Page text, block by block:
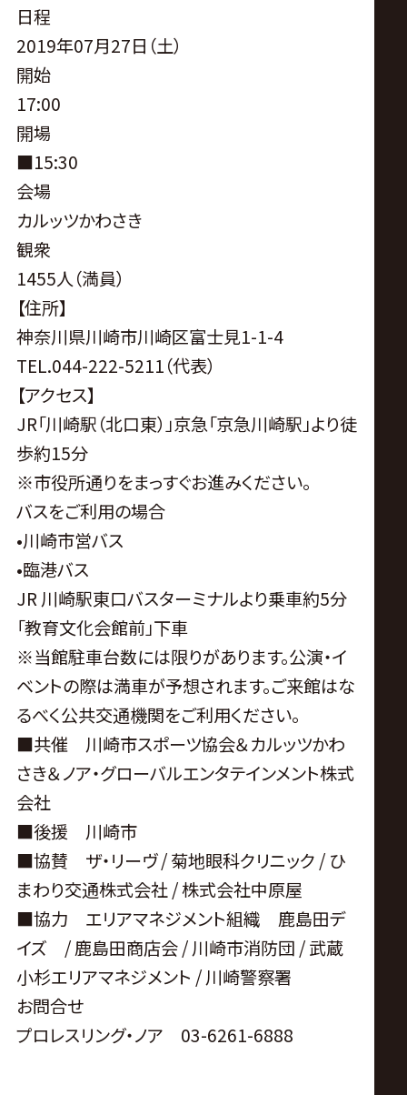
サ
イ
ト
日程
2019年07月27日（土）
開始
17:00
開場
■15:30
会場
カルッツかわさき
観衆
1455人（満員）
【住所】
神奈川県川崎市川崎区富士見1-1-4
TEL.044-222-5211（代表）
【アクセス】
JR「川崎駅（北口東）」京急「京急川崎駅」より徒
歩約15分
※市役所通りをまっすぐお進みください。
バスをご利用の場合
•川崎市営バス
•臨港バス
JR 川崎駅東口バスターミナルより乗車約5分
「教育文化会館前」下車
※当館駐車台数には限りがあります。公演・イ
ベントの際は満車が予想されます。ご来館はな
るべく公共交通機関をご利用ください。
■共催 川崎市スポーツ協会＆カルッツかわ
さき＆ノア・グローバルエンタテインメント株式
会社
■後援 川崎市
■協賛 ザ・リーヴ / 菊地眼科クリニック / ひ
まわり交通株式会社 / 株式会社中原屋
■協力 エリアマネジメント組織 鹿島田デ
イズ / 鹿島田商店会 / 川崎市消防団 / 武蔵
小杉エリアマネジメント / 川崎警察署
お問合せ
プロレスリング・ノア 03-6261-6888